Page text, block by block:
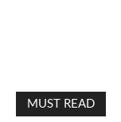
MUST READ